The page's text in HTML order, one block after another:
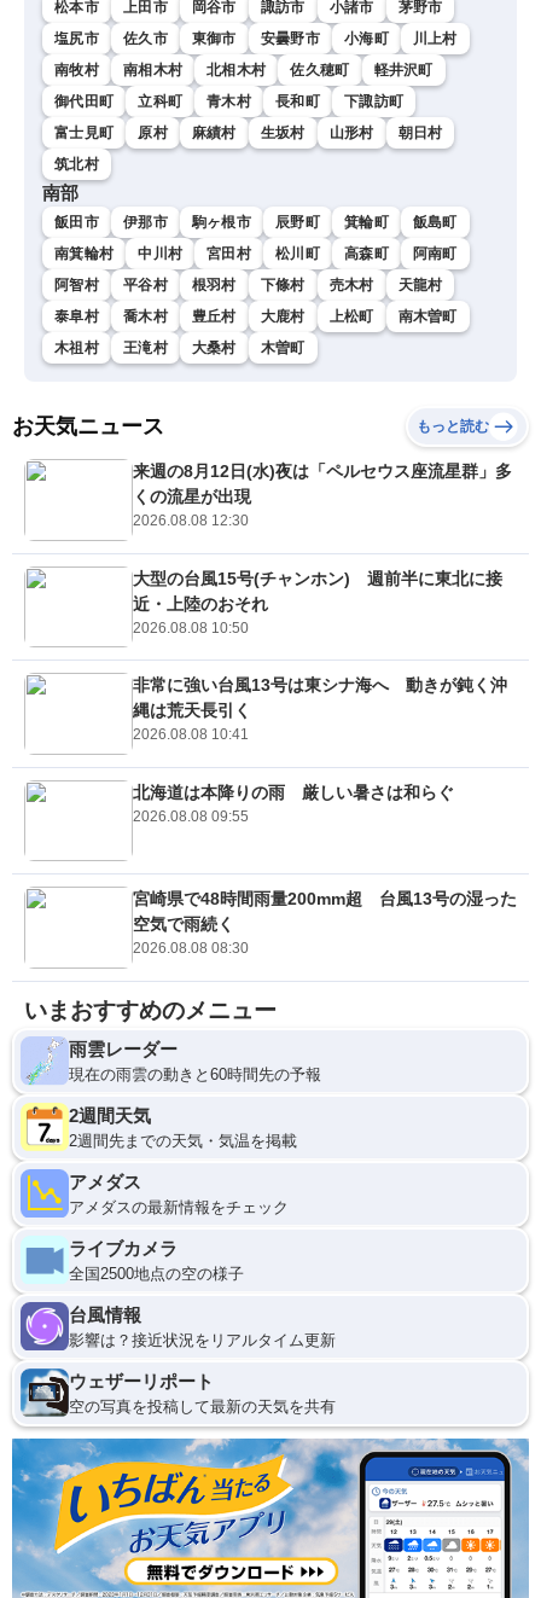
松本市 上田市 岡谷市 諏訪市 小諸市
茅野市
塩尻市
佐久市 東御市 安曇野市 小海町
川上村
南牧村
南相木村 北相木村 佐久穂町
軽井沢町
御代田町
立科町 青木村 長和町
下諏訪町
富士見町
原村 麻績村 生坂村 山形村
朝日村
筑北村
南部
飯田市 伊那市 駒ヶ根市 辰野町 箕輪町
飯島町
南箕輪村
中川村 宮田村 松川町 高森町
阿南町
阿智村
平谷村 根羽村 下條村 売木村
天龍村
泰阜村
喬木村 豊丘村 大鹿村 上松町
南木曽町
木祖村
王滝村 大桑村 木曽町
お天気ニュース もっと読む
来週の8月12日(水)夜は「ペルセウス座流星群」多
くの流星が出現
2026.08.08 12:30
大型の台風15号(チャンホン) 週前半に東北に接
近・上陸のおそれ
2026.08.08 10:50
非常に強い台風13号は東シナ海へ 動きが鈍く沖
縄は荒天長引く
2026.08.08 10:41
北海道は本降りの雨 厳しい暑さは和らぐ
2026.08.08 09:55
宮崎県で48時間雨量200mm超 台風13号の湿った
空気で雨続く
2026.08.08 08:30
いまおすすめのメニュー
雨雲レーダー
現在の雨雲の動きと60時間先の予報
2週間天気
2週間先までの天気・気温を掲載
アメダス
アメダスの最新情報をチェック
ライブカメラ
全国2500地点の空の様子
台風情報
影響は？接近状況をリアルタイム更新
ウェザーリポート
空の写真を投稿して最新の天気を共有